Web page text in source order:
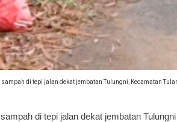
sampah di tepi jalan dekat jembatan Tulungni, Kecamatan
di tepi jalan dekat jembatan